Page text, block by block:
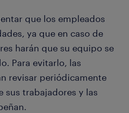
que los empleados
ya que en caso de
harán que su equipo se
Para evitarlo, las
revisar periódicamente
sus trabajadores y las